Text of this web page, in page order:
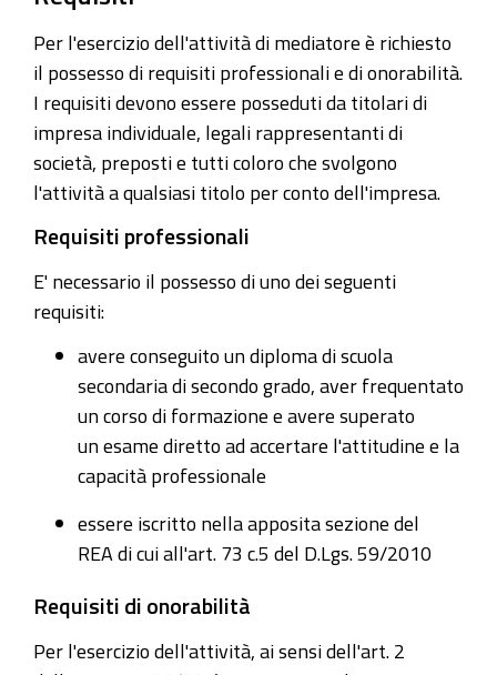
Per l'esercizio dell'attività di mediatore è richiesto
il possesso di requisiti professionali e di onorabilità.
I requisiti devono essere posseduti da titolari di
impresa individuale, legali rappresentanti di
società, preposti e tutti coloro che svolgono
l'attività a qualsiasi titolo per conto dell'impresa.
Requisiti professionali
E' necessario il possesso di uno dei seguenti
requisiti:
avere conseguito un diploma di scuola
secondaria di secondo grado, aver frequentato
un corso di formazione e avere superato
un esame diretto ad accertare l'attitudine e la
capacità professionale
essere iscritto nella apposita sezione del
REA di cui all'art. 73 c.5 del D.Lgs. 59/2010
Requisiti di onorabilità
Per l'esercizio dell'attività, ai sensi dell'art. 2